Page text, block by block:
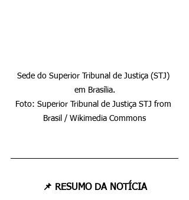
Sede do Superior Tribunal de Justiça (STJ)
em Brasília.
Foto: Superior Tribunal de Justiça STJ from
Brasil / Wikimedia Commons
📌 RESUMO DA NOTÍCIA